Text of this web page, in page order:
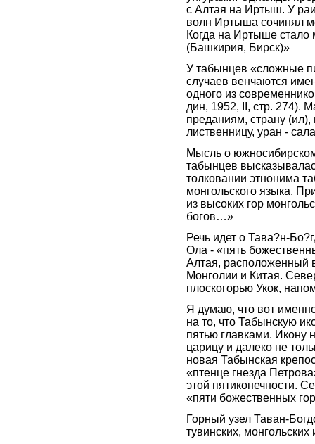
с Алтая на Иртыш. У
волн Иртыша сочинял
Когда на Иртыше
(Башкирия, Бирск)»
У табынцев «сложные
случаев венчаются
одного из
дин, 1952, II, стр. 274).
преданиям, страну (ил),
лиственницу, уран -
Мысль о
табынцев
толковании этнонима
монгольского языка.
из высоких гор
богов…»
Речь идет о Тава?н-
Ола - «пять
Алтая, расположенный
Монголии и Китая.
плоскогорью Укок,
Я думаю, что вот
на то, что Табынскую
пятью главками. Икону
царицу и далеко не
новая Табынская
«птенце гнезда
этой пятиконечности.
«пяти божественных
Горный узел Таван-
тувинских, монгольских